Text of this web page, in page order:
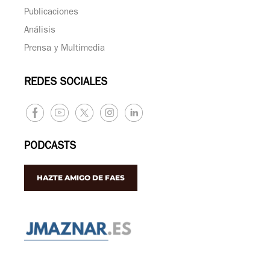
Publicaciones
Análisis
Prensa y Multimedia
REDES SOCIALES
PODCASTS
HAZTE AMIGO DE FAES